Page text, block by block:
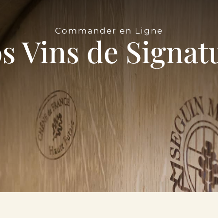
Commander en Ligne
Vins de